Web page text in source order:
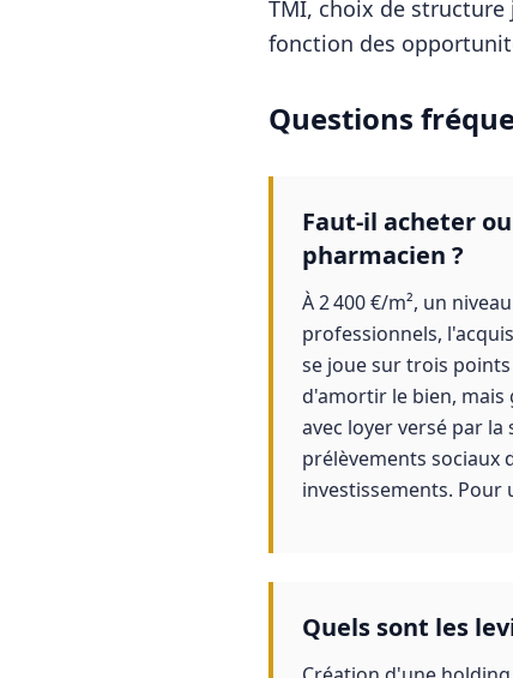
TMI, choix de
fonction des
Questions
Faut-il acheter
pharmacien ?
À 2 400 €/m², un
professionnels,
se joue sur trois
d'amortir le bien, mais
avec loyer versé par
prélèvements sociaux
investissements. Pour
Quels sont les